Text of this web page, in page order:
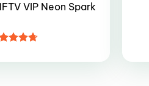
VIP Neon Spark
4.75